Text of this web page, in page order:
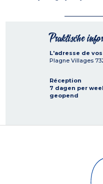
Praktische
L'adresse de
Plagne Villages
Réception
7 dagen per
geopend